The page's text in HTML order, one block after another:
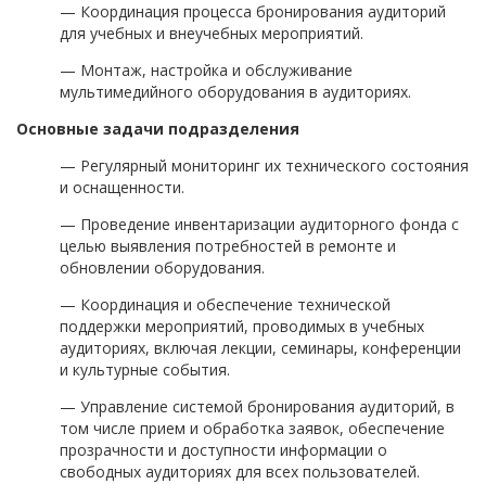
— Координация процесса бронирования аудиторий
для учебных и внеучебных мероприятий.
— Монтаж, настройка и обслуживание
мультимедийного оборудования в аудиториях.
Основные задачи подразделения
— Регулярный мониторинг их технического состояния
и оснащенности.
— Проведение инвентаризации аудиторного фонда с
целью выявления потребностей в ремонте и
обновлении оборудования.
— Координация и обеспечение технической
поддержки мероприятий, проводимых в учебных
аудиториях, включая лекции, семинары, конференции
и культурные события.
— Управление системой бронирования аудиторий, в
том числе прием и обработка заявок, обеспечение
прозрачности и доступности информации о
свободных аудиториях для всех пользователей.